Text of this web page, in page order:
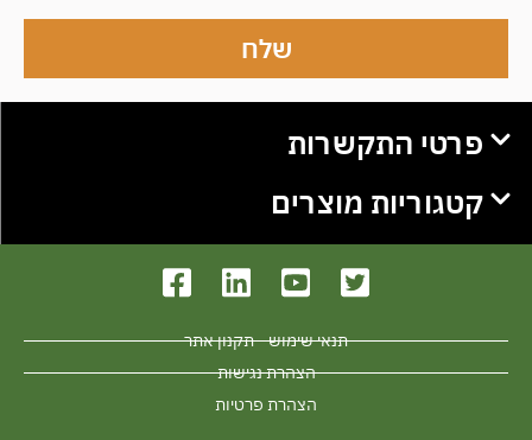
שלח
פרטי התקשרות
קטגוריות מוצרים
תנאי שימוש - תקנון אתר
הצהרת נגישות
הצהרת פרטיות